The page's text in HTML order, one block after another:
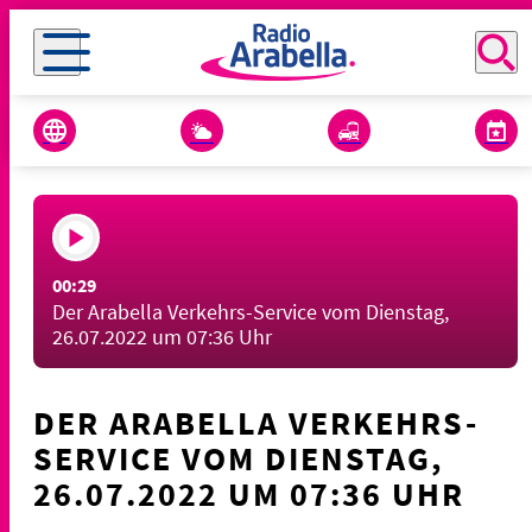
00:29
Der Arabella Verkehrs-Service vom Dienstag,
26.07.2022 um 07:36 Uhr
DER ARABELLA VERKEHRS-
SERVICE VOM DIENSTAG,
26.07.2022 UM 07:36 UHR